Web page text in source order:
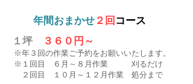
年間おまかせ ２回 コース
※年３回の作業ご予約をお願いいたします。
※１回目 ６月～８月作業 刈るだけ
２回目 １０月～１２月作業 処分まで
１坪 ３６０円～